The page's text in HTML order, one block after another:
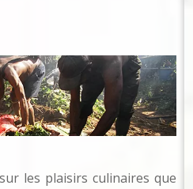
les plaisirs culinaires que